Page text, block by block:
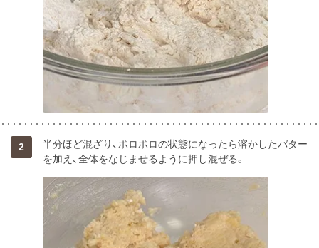
2
半分ほど混ざり、ポロポロの状態になったら溶かしたバター
を加え、全体をなじませるように押し混ぜる。